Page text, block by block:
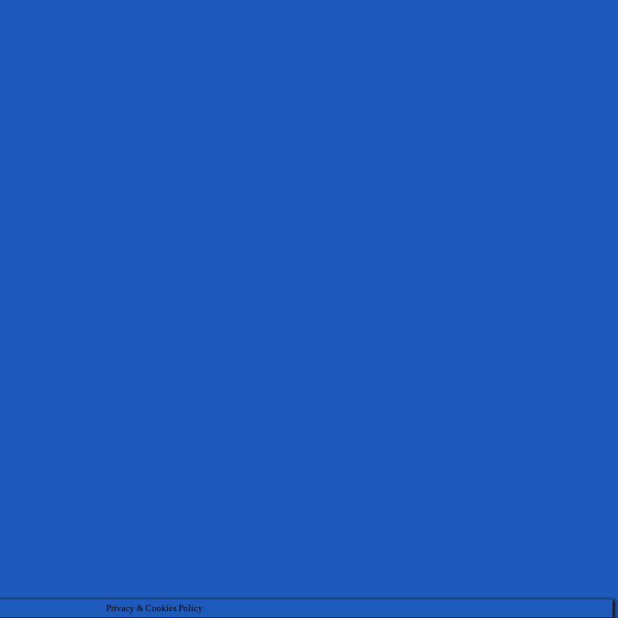
Privacy & Cookies Policy